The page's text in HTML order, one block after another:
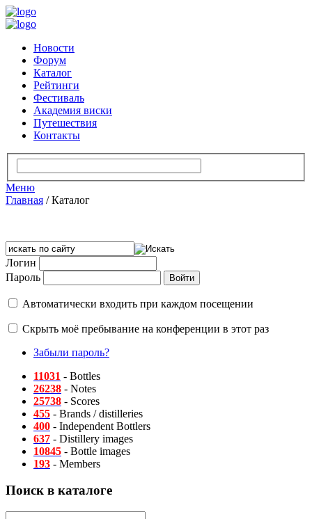
Новости
Форум
Каталог
Рейтинги
Фестиваль
Академия виски
Путешествия
Контакты
Меню
Главная /Каталог
Логин
Пароль
Автоматически входить при каждом посещении
Скрыть моё пребывание на конференции в этот раз
Забыли пароль?
11031 - Bottles
26238 - Notes
25738 - Scores
455 - Brands / distilleries
400 - Independent Bottlers
637 - Distillery images
10845 - Bottle images
193 - Members
Поиск в каталоге